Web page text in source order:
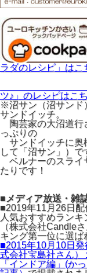
ラダのレシピ」はこ
「話題の沼
ツ♪」のレシピはこ
※沼サン（沼サンド
サンドイッチ。
陶芸家の大沼道行
っぷりの
サンドイッチに奥
して「沼サン」）で
ベルナーのスライ
たりです！
■メディア放送・雑
■2019年11月26日
人気おすすめランキ
（株式会社Candle
キング第一位に選ば
■2015年10月10日
式会社宝島社さん）
「インドア編」(か